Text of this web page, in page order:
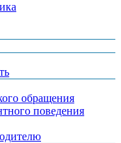
обращения
поведения